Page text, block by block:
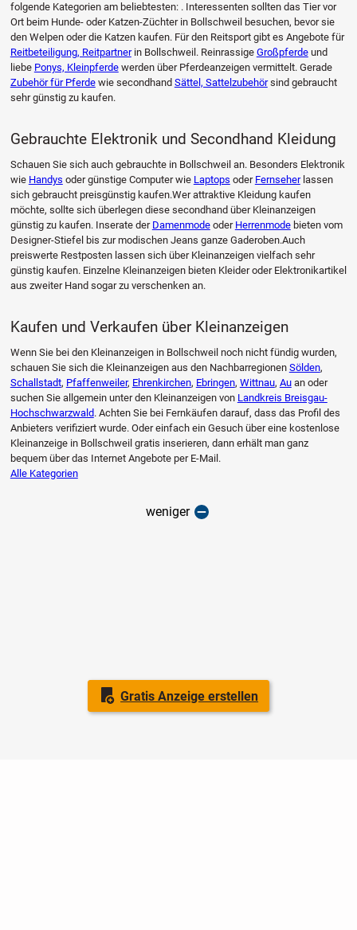
Gratis Anzeige erstellen
folgende Kategorien am beliebtesten: . Interessenten sollten das Tier vor
Ort beim Hunde- oder Katzen-Züchter in Bollschweil besuchen, bevor sie
den Welpen oder die Katzen kaufen. Für den Reitsport gibt es Angebote für
Reitbeteiligung, Reitpartnerin Bollschweil. Reinrassige Großpferdeund
liebe Ponys, Kleinpferdewerden über Pferdeanzeigen vermittelt. Gerade
Zubehör für Pferdewie secondhand Sättel, Sattelzubehörsind gebraucht
sehr günstig zu kaufen.
Gebrauchte Elektronik und Secondhand Kleidung
Schauen Sie sich auch gebrauchte in Bollschweil an. Besonders Elektronik
wie Handys oder günstige Computer wie Laptops oder Fernseherlassen
sich gebraucht preisgünstig kaufen.Wer attraktive Kleidung kaufen
möchte, sollte sich überlegen diese secondhand über Kleinanzeigen
günstig zu kaufen. Inserate der Damenmodeoder Herrenmodebieten vom
Designer-Stiefel bis zur modischen Jeans ganze Gaderoben.Auch
preiswerte Restposten lassen sich über Kleinanzeigen vielfach sehr
günstig kaufen. Einzelne Kleinanzeigen bieten Kleider oder Elektronikartikel
aus zweiter Hand sogar zu verschenken an.
Kaufen und Verkaufen über Kleinanzeigen
Wenn Sie bei den Kleinanzeigen in Bollschweil noch nicht fündig wurden,
schauen Sie sich die Kleinanzeigen aus den Nachbarregionen Sölden,
Schallstadt, Pfaffenweiler, Ehrenkirchen, Ebringen, Wittnau, Auan oder
suchen Sie allgemein unter den Kleinanzeigen von Landkreis Breisgau-
Hochschwarzwald. Achten Sie bei Fernkäufen darauf, dass das Profil des
Anbieters verifiziert wurde. Oder einfach ein Gesuch über eine kostenlose
Kleinanzeige in Bollschweil gratis inserieren, dann erhält man ganz
bequem über das Internet Angebote per E-Mail.
Alle Kategorien
weniger